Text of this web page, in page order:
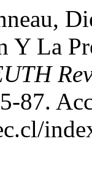
Y La
87.